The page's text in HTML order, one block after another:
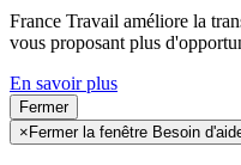
France Travail améliore la
vous proposant plus
En savoir plus
Fermer
× Fermer la fenêtre Besoin